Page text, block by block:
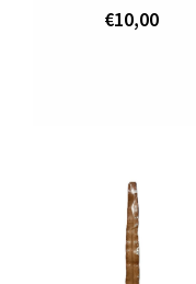
€10,00